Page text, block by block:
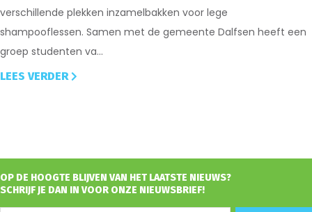
verschillende plekken inzamelbakken voor lege
shampooflessen. Samen met de gemeente Dalfsen heeft een
groep studenten va...
LEES VERDER
OP DE HOOGTE BLIJVEN VAN HET LAATSTE NIEUWS?
SCHRIJF JE DAN IN VOOR ONZE NIEUWSBRIEF!